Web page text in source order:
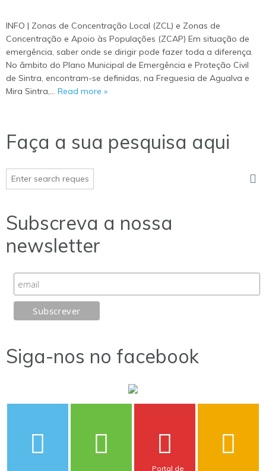
INFO | Zonas de Concentração Local (ZCL) e Zonas de
Concentração e Apoio às Populações (ZCAP) Em situação de
emergência, saber onde se dirigir pode fazer toda a diferença.
No âmbito do Plano Municipal de Emergência e Proteção Civil
de Sintra, encontram-se definidas, na Freguesia de Agualva e
Mira Sintra,… Read more »
Faça a sua pesquisa aqui
Subscreva a nossa
newsletter
Siga-nos no facebook
Portal de